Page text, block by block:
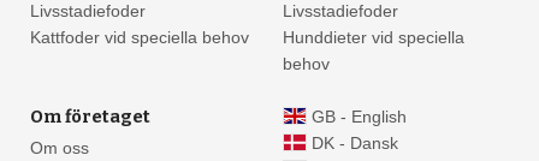
Livsstadiefoder
Kattfoder vid speciella behov
Livsstadiefoder
Hunddieter vid speciella
behov
Om företaget
Om oss
GB - English
DK - Dansk